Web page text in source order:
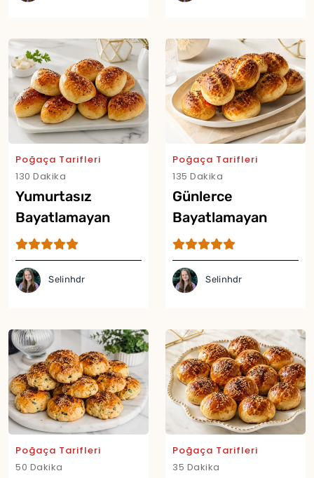
Poğaça Tarifleri
130 Dakika
Yumurtasız
Bayatlamayan
Poğaça Tarifi
Selinhdr
Poğaça Tarifleri
135 Dakika
Günlerce
Bayatlamayan
Yumuşacık Poğaça
Tarifi
Selinhdr
Poğaça Tarifleri
50 Dakika
Poğaça Tarifleri
35 Dakika